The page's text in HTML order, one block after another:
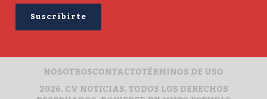
2026. CV NOTICIAS. TODOS LOS DERECHOS
NOSOTROSCONTACTOTÉRMINOS DE USO